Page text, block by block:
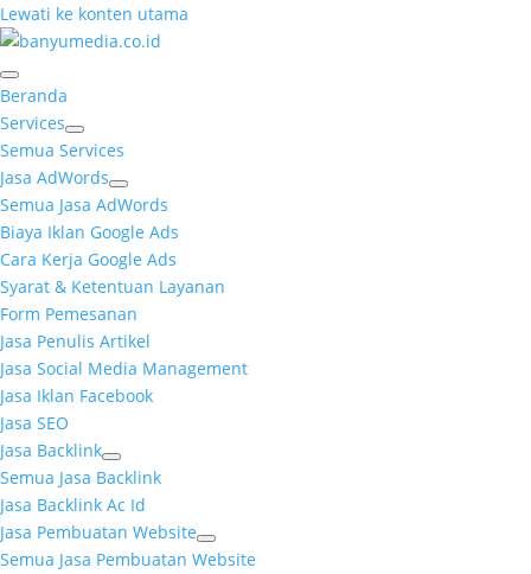
Lewati ke konten utama
Beranda
Services
Semua Services
Jasa AdWords
Semua Jasa AdWords
Biaya Iklan Google Ads
Cara Kerja Google Ads
Syarat & Ketentuan Layanan
Form Pemesanan
Jasa Penulis Artikel
Jasa Social Media Management
Jasa Iklan Facebook
Jasa SEO
Jasa Backlink
Semua Jasa Backlink
Jasa Backlink Ac Id
Jasa Pembuatan Website
Semua Jasa Pembuatan Website